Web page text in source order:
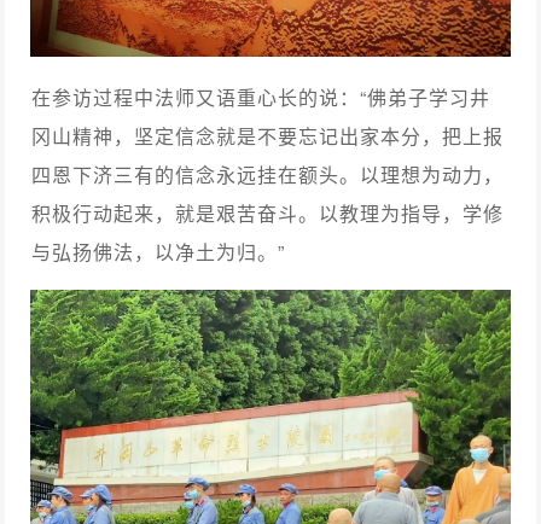
在参访过程中法师又语重心长的说：“佛弟子学习井
冈山精神，坚定信念就是不要忘记出家本分，把上报
四恩下济三有的信念永远挂在额头。以理想为动力，
积极行动起来，就是艰苦奋斗。以教理为指导，学修
与弘扬佛法，以净土为归。”